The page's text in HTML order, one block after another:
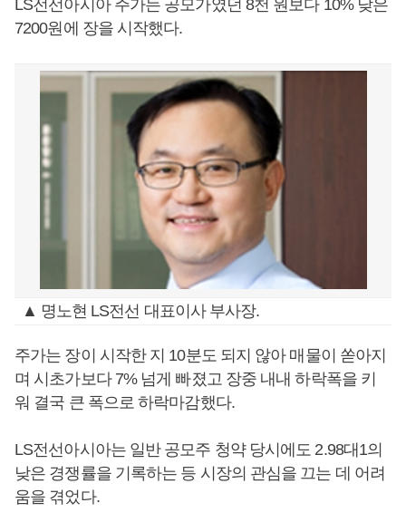
LS전선아시아 주가는 공모가였던 8천 원보다 10% 낮은
7200원에 장을 시작했다.
▲ 명노현 LS전선 대표이사 부사장.
주가는 장이 시작한 지 10분도 되지 않아 매물이 쏟아지
며 시초가보다 7% 넘게 빠졌고 장중 내내 하락폭을 키
워 결국 큰 폭으로 하락마감했다.
LS전선아시아는 일반 공모주 청약 당시에도 2.98대1의
낮은 경쟁률을 기록하는 등 시장의 관심을 끄는 데 어려
움을 겪었다.